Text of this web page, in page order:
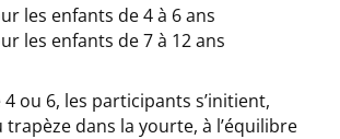
les enfants de 4 à 6 ans
les enfants de 7 à 12 ans
ou 6, les participants s’initient,
dans la yourte, à l’équilibre